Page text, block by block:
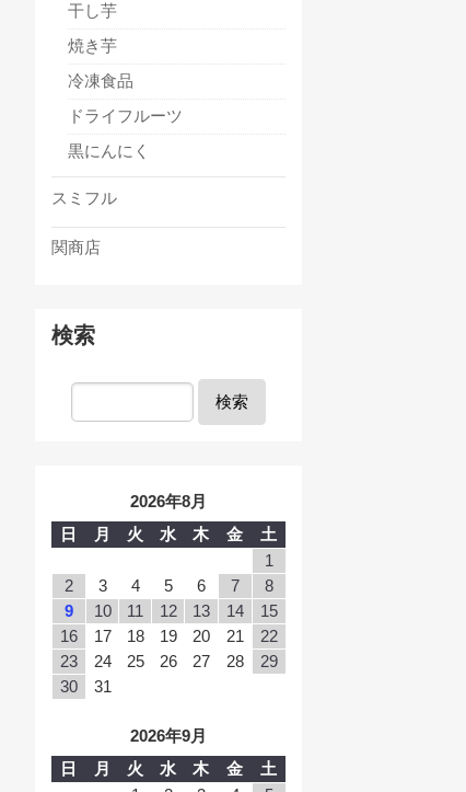
干し芋
焼き芋
冷凍食品
ドライフルーツ
黒にんにく
スミフル
関商店
検索
検索
2026年8月
日
月 火 水 木 金
土
1
2
3 4 5 6 7
8
9
10 11 12 13 14
15
16
17 18 19 20 21
22
23
24 25 26 27 28
29
30
31
2026年9月
日
月 火 水 木 金
土